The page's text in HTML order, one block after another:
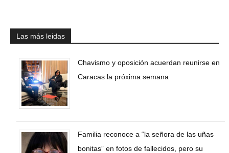
Las más leidas
Chavismo y oposición acuerdan reunirse en
Caracas la próxima semana
Familia reconoce a “la señora de las uñas
bonitas” en fotos de fallecidos, pero su